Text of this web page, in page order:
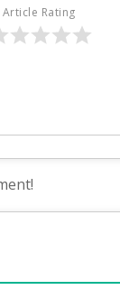
Article Rating